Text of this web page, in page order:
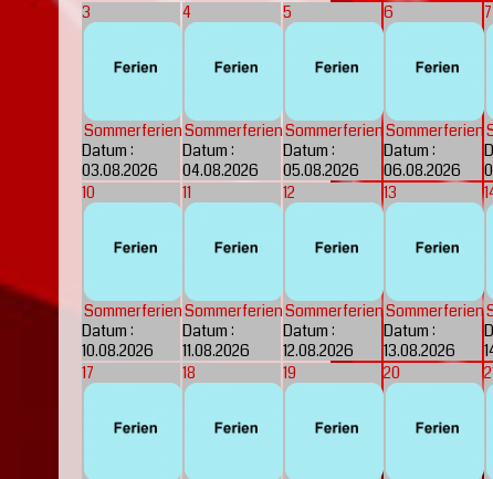
3
Sommerferien
Datum :
03.08.2026
4
Sommerferien
Datum :
04.08.2026
5
Sommerferien
Datum :
05.08.2026
6
Sommerferien
Datum :
06.08.2026
7
10
Sommerferien
Datum :
10.08.2026
11
Sommerferien
Datum :
11.08.2026
12
Sommerferien
Datum :
12.08.2026
13
Sommerferien
Datum :
13.08.2026
17
18 19 20